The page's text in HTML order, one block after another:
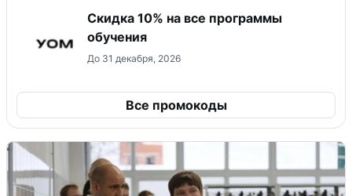
Скидка 10% на все программы
обучения
До 31 декабря, 2026
Все промокоды